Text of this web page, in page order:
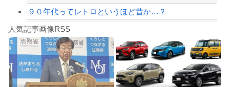
Powered by livedoor 相互RSS
９０年代ってレトロというほど昔か…？
白石「あ、あきら様……？」あきら「……白石」
8/4のニュース
日本旅行キャンセルすべきか…1万年ぶり史上最大級の火山の兆し＝韓国の反応
人気記事画像RSS